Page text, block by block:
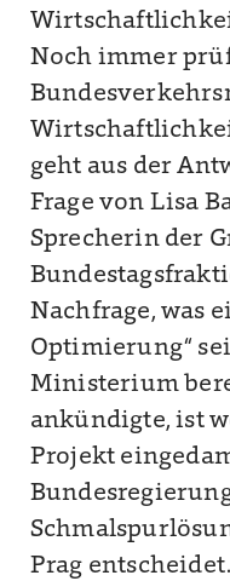
Noch immer
geht aus der
Frage von Lisa
Sprecherin der
Nachfrage, was
Optimierung“
Ministerium
ankündigte, ist
Projekt
Prag entscheidet.